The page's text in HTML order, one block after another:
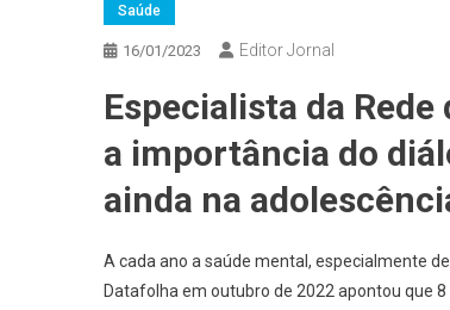
Saúde
16/01/2023 Editor Jornal
Especialista da
a importância do
ainda na
A cada ano a saúde mental, especialmente
Datafolha em outubro de 2022 apontou que